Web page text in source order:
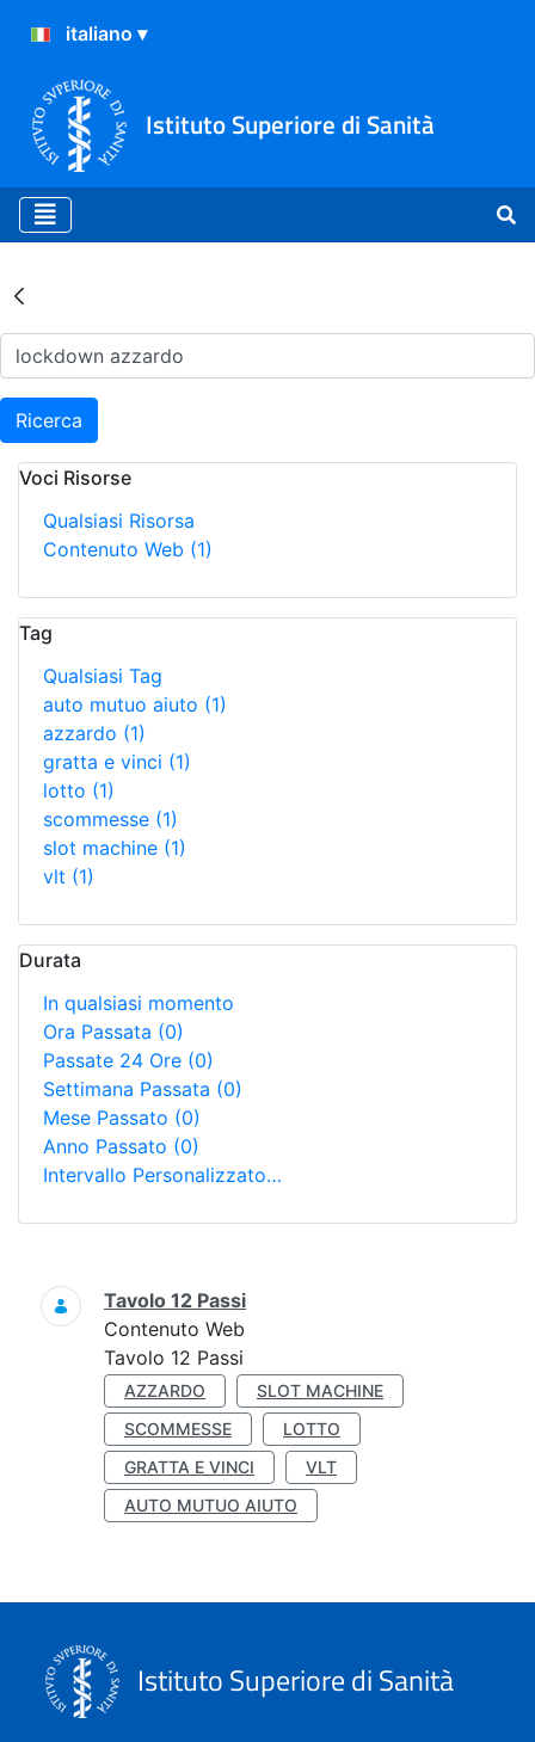
Istituto Superiore di Sanità
Risultati della Ricerca -
Ricerca
Voci Risorse
Qualsiasi Risorsa
Contenuto Web (1)
Tag
Qualsiasi Tag
auto mutuo aiuto (1)
azzardo (1)
gratta e vinci (1)
lotto (1)
scommesse (1)
slot machine (1)
vlt (1)
Durata
In qualsiasi momento
Ora Passata (0)
Passate 24 Ore (0)
Settimana Passata (0)
Mese Passato (0)
Anno Passato (0)
Intervallo Personalizzato…
Ricerca
Tavolo 12 Passi
Contenuto Web
Tavolo 12 Passi
AZZARDO
SLOT MACHINE
SCOMMESSE
LOTTO
GRATTA E VINCI
VLT
AUTO MUTUO AIUTO
Istituto Superiore di Sanità